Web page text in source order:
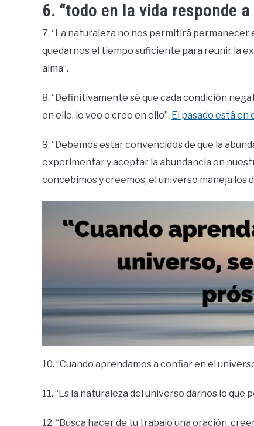
6. “todo en la vida responde
7. “La naturaleza no nos permitirá
quedarnos el tiempo suficiente para reunir la
alma”.
8. “Definitivamente sé que cada condición
en ello, lo veo o creo en ello”. El pasado está
9. “Debemos estar convencidos de que la
experimentar y aceptar la abundancia en
concebimos y creemos, el universo maneja los
10. “Cuando aprendamos a confiar en el
11. “Es la naturaleza del universo darnos lo que
12. “Busca hacer de tu trabajo una oración,